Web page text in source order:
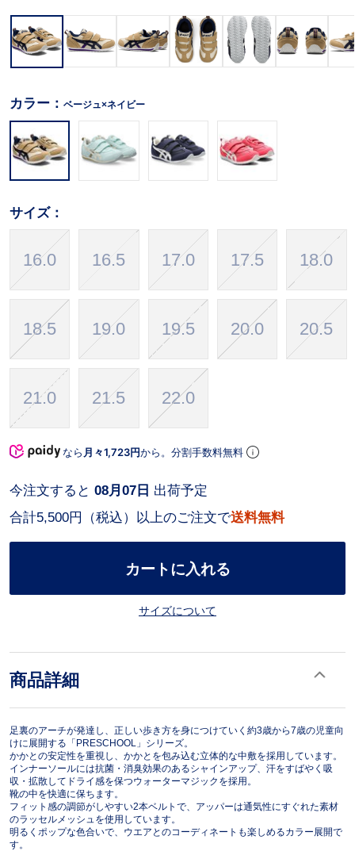
カラー： ベージュ×ネイビー
サイズ：
16.0 16.5 17.0 17.5 18.0
18.5 19.0 19.5 20.0 20.5
21.0 21.5 22.0
なら 月々1,723円から。分割手数料無料
合計5,500円（税込）以上のご注文で送料無料
今注文すると 08月07日 出荷予定
カートに入れる
サイズについて
商品詳細
足裏のアーチが発達し、正しい歩き方を身につけていく約3歳から7歳の児童向
けに展開する「PRESCHOOL」シリーズ。
かかとの安定性を重視し、かかとを包み込む立体的な中敷を採用しています。
インナーソールには抗菌・消臭効果のあるシャインアップ、汗をすばやく吸
収・拡散してドライ感を保つウォーターマジックを採用。
靴の中を快適に保ちます。
フィット感の調節がしやすい2本ベルトで、アッパーは通気性にすぐれた素材
のラッセルメッシュを使用しています。
明るくポップな色合いで、ウエアとのコーディネートも楽しめるカラー展開で
す。